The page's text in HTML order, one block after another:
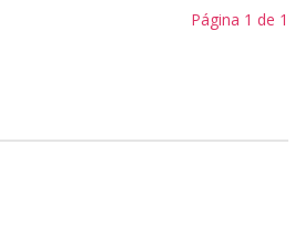
Página 1 de 1